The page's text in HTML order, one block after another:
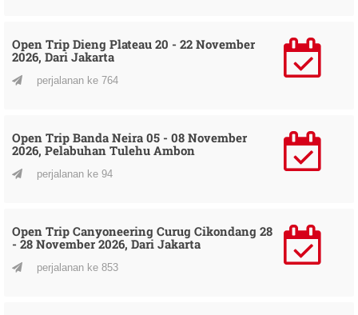
Open Trip Dieng Plateau 20 - 22 November
2026, Dari Jakarta
perjalanan ke 764
Open Trip Banda Neira 05 - 08 November
2026, Pelabuhan Tulehu Ambon
perjalanan ke 94
Open Trip Canyoneering Curug Cikondang 28
- 28 November 2026, Dari Jakarta
perjalanan ke 853